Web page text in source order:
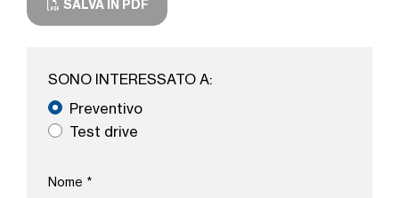
SALVA IN PDF
SONO INTERESSATO A:
Preventivo
Test drive
Nome *